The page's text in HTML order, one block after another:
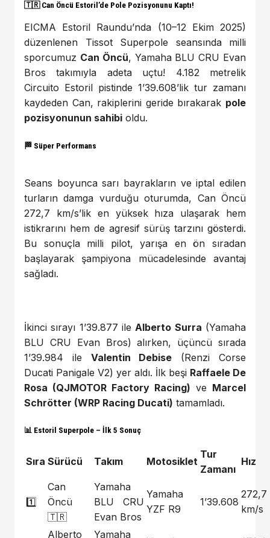
🇹🇷 Can Öncü Estoril’de Pole Pozisyonunu Kaptı!
EICMA Estoril Raundu’nda (10–12 Ekim 2025)
düzenlenen Tissot Superpole seansında milli
sporcumuz Can Öncü, Yamaha BLU CRU Evan
Bros takımıyla adeta uçtu! 4.182 metrelik
Circuito Estoril pistinde 1’39.608’lik tur zamanı
kaydeden Can, rakiplerini geride bırakarak pole
pozisyonunun sahibi oldu.
🏁 Süper Performans
Seans boyunca sarı bayrakların ve iptal edilen
turların damga vurduğu oturumda, Can Öncü
272,7 km/s’lik en yüksek hıza ulaşarak hem
istikrarını hem de agresif sürüş tarzını gösterdi.
Bu sonuçla milli pilot, yarışa en ön sıradan
başlayarak şampiyona mücadelesinde avantaj
sağladı.
İkinci sırayı 1’39.877 ile Alberto Surra (Yamaha
BLU CRU Evan Bros) alırken, üçüncü sırada
1’39.984 ile Valentin Debise (Renzi Corse
Ducati Panigale V2) yer aldı. İlk beşi Raffaele De
Rosa (QJMOTOR Factory Racing) ve Marcel
Schrötter (WRP Racing Ducati) tamamladı.
📊 Estoril Superpole – İlk 5 Sonuç
Sıra Sürücü Takım Motosiklet
Tur
Zamanı
Hız
1️⃣
Can
Öncü
🇹🇷
Yamaha
BLU CRU
Evan Bros
Yamaha
YZF R9
1’39.608
272,7
km/s
Alberto
Yamaha